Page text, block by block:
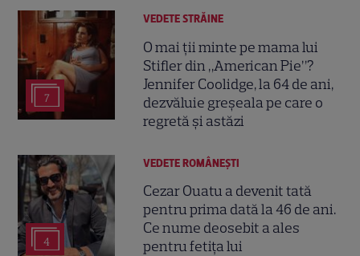
7
VEDETE STRĂINE
O mai ții minte pe mama lui
Stifler din „American Pie”?
Jennifer Coolidge, la 64 de ani,
dezvăluie greșeala pe care o
regretă și astăzi
4
VEDETE ROMÂNEŞTI
Cezar Ouatu a devenit tată
pentru prima dată la 46 de ani.
Ce nume deosebit a ales
pentru fetița lui